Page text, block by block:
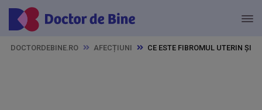
DOCTORDEBINE.RO AFECȚIUNI CE ESTE FIBROMUL UTERIN ȘI